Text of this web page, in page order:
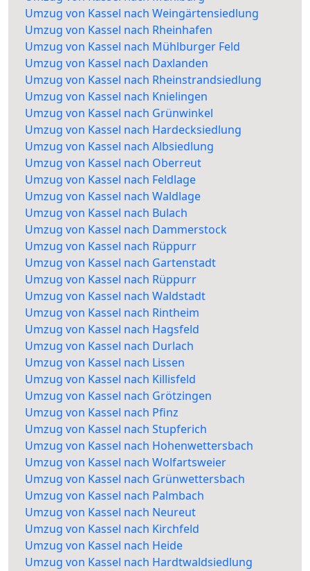
Umzug von Kassel nach Weingärtensiedlung
Umzug von Kassel nach Rheinhafen
Umzug von Kassel nach Mühlburger Feld
Umzug von Kassel nach Daxlanden
Umzug von Kassel nach Rheinstrandsiedlung
Umzug von Kassel nach Knielingen
Umzug von Kassel nach Grünwinkel
Umzug von Kassel nach Hardecksiedlung
Umzug von Kassel nach Albsiedlung
Umzug von Kassel nach Oberreut
Umzug von Kassel nach Feldlage
Umzug von Kassel nach Waldlage
Umzug von Kassel nach Bulach
Umzug von Kassel nach Dammerstock
Umzug von Kassel nach Rüppurr
Umzug von Kassel nach Gartenstadt
Umzug von Kassel nach Rüppurr
Umzug von Kassel nach Waldstadt
Umzug von Kassel nach Rintheim
Umzug von Kassel nach Hagsfeld
Umzug von Kassel nach Durlach
Umzug von Kassel nach Lissen
Umzug von Kassel nach Killisfeld
Umzug von Kassel nach Grötzingen
Umzug von Kassel nach Pfinz
Umzug von Kassel nach Stupferich
Umzug von Kassel nach Hohenwettersbach
Umzug von Kassel nach Wolfartsweier
Umzug von Kassel nach Grünwettersbach
Umzug von Kassel nach Palmbach
Umzug von Kassel nach Neureut
Umzug von Kassel nach Kirchfeld
Umzug von Kassel nach Heide
Umzug von Kassel nach Hardtwaldsiedlung